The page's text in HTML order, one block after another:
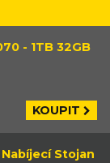
- 1TB 32GB
KOUPIT
Stojan